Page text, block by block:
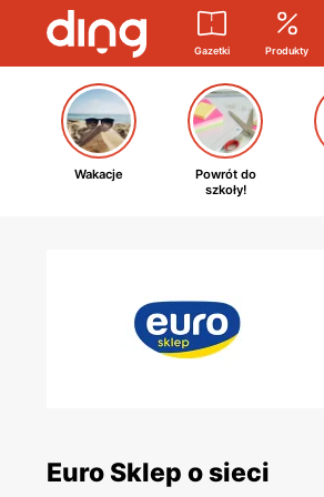
Gazetki Produkty
Wakacje
Powrót do
szkoły!
Euro Sklep o sieci